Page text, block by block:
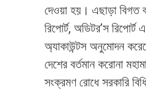
দেওয়া হয়। এছাড়া বিগত
রিপোর্ট, অডিটর’স রিপোর্ট
অ্যাকাউন্টস অনুমোদন
দেশের বর্তমান করোনা
সংক্রমণ রোধে সরকারি